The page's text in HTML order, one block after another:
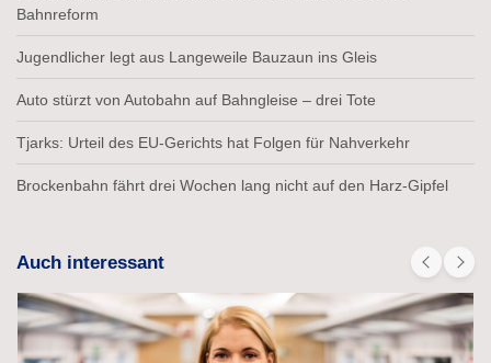
Bahnreform
Jugendlicher legt aus Langeweile Bauzaun ins Gleis
Auto stürzt von Autobahn auf Bahngleise – drei Tote
Tjarks: Urteil des EU-Gerichts hat Folgen für Nahverkehr
Brockenbahn fährt drei Wochen lang nicht auf den Harz-Gipfel
Auch interessant